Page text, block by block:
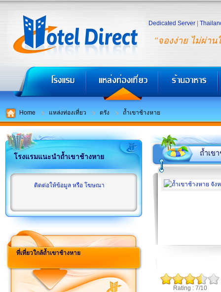
"จองง่าย ไม่ผ่าน
Dedicated Server
Home แหล่งท่องเที่ยว ตรัง ถ้ำเขาช้างหาย
โรงแรมแนะนำถ้ำเขาช้างหาย
ติดต่อให้ข้อมูล หรือ โฆษณา
ที่เที่ยวใกล้ถ้ำเขาช้างหาย
ถ้ำเข
Rating : 7/10